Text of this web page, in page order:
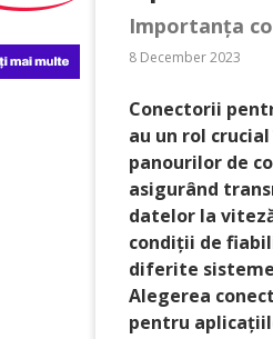
Importanța
8 December 2023
Conectorii
au un rol
panourilor de
asigurând
datelor la
condiții de
diferite
Alegerea
pentru